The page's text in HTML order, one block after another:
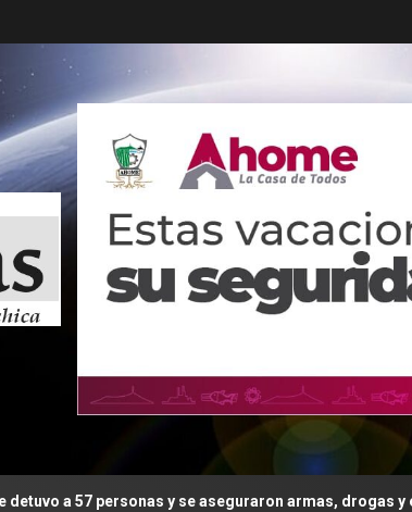
y se aseguraron armas, drogas y explosivos